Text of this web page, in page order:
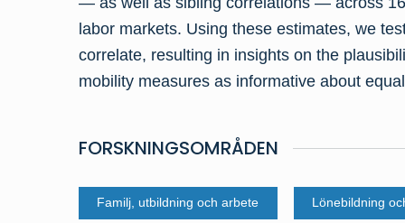
labor markets. Using these estimates, we
correlate, resulting in insights on the
mobility measures as informative about
FORSKNINGSOMRÅDEN
Familj, utbildning och arbete Lönebildning